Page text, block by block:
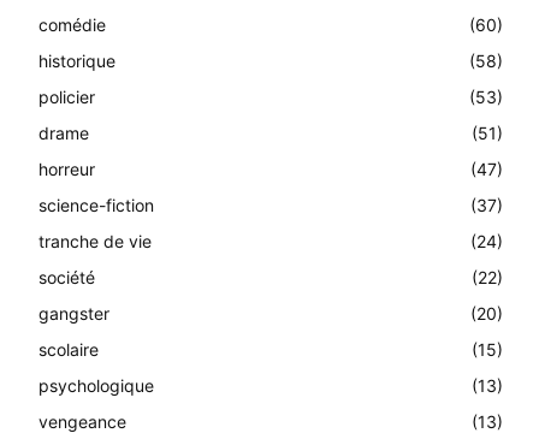
comédie
(60)
historique
(58)
policier
(53)
drame
(51)
horreur
(47)
science-fiction
(37)
tranche de vie
(24)
société
(22)
gangster
(20)
scolaire
(15)
psychologique
(13)
vengeance
(13)